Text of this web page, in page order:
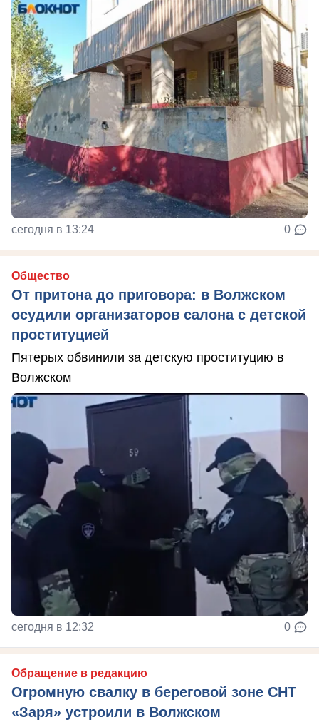
сегодня в 13:24 0
Общество
От притона до приговора: в Волжском
осудили организаторов салона с детской
проституцией
Пятерых обвинили за детскую проституцию в
Волжском
сегодня в 12:32 0
Обращение в редакцию
Огромную свалку в береговой зоне СНТ
«Заря» устроили в Волжском